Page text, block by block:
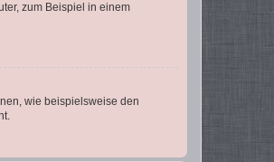
zum Beispiel in einem
wie beispielsweise den